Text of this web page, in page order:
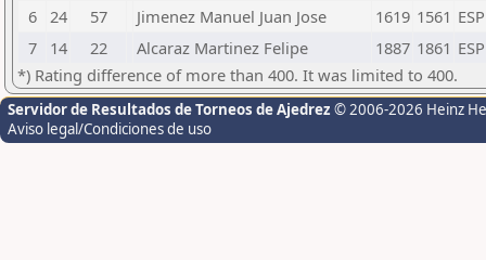
6 24 57 Jimenez Manuel Juan Jose 1619 1561 ESP
7
14 22 Alcaraz Martinez Felipe 1887 1861 ESP
*) Rating difference of more than 400. It was limited to 400.
Servidor de Resultados de Torneos de Ajedrez © 2006-2026 Heinz
Aviso legal/Condiciones de uso